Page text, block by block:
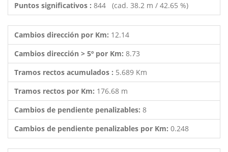
Puntos significativos : 844 (cad. 38.2 m / 42.65 %)
Cambios dirección por Km: 12.14
Cambios dirección > 5º por Km: 8.73
Tramos rectos acumulados : 5.689 Km
Tramos rectos por Km: 176.68 m
Cambios de pendiente penalizables: 8
Cambios de pendiente penalizables por Km: 0.248